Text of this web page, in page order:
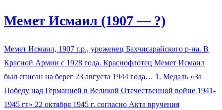
Мемет Исмаил (1907 — ?)
Мемет Исмаил, 1907 г.р., уроженец Бахчисарайского р-на. В
Красной Армии с 1928 года. Краснофлотец Мемет Исмаил
был списан на берег 23 августа 1944 года… 1. Медаль «За
Победу над Германией в Великой Отечественной войне 1941-
1945 гг» 22 октября 1945 г. согласно Акта вручения